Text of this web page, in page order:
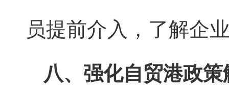
员提前介入，了解企
八、强化自贸港政